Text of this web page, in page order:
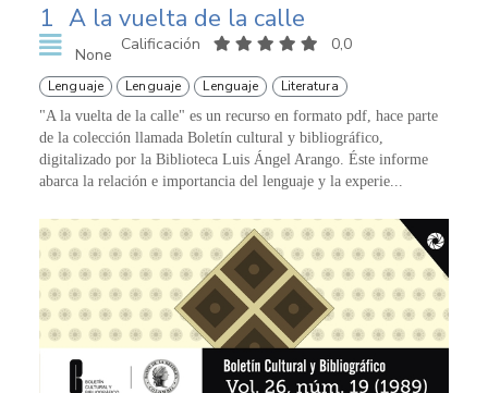
1 A la vuelta de la calle
None
Calificación 0,0
Lenguaje Lenguaje Lenguaje Literatura
"A la vuelta de la calle" es un recurso en formato pdf, hace parte
de la colección llamada Boletín cultural y bibliográfico,
digitalizado por la Biblioteca Luis Ángel Arango. Éste informe
abarca la relación e importancia del lenguaje y la experie...